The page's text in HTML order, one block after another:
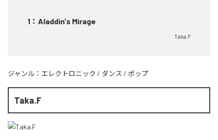
1 ： Aladdin's Mirage
Taka.F
ジャンル： エレクトロニック / ダンス / ポップ
Taka.F